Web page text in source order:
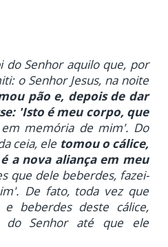
do Senhor aquilo que, por
o Senhor Jesus, na noite
pão e, depois de dar
'Isto é meu corpo, que
em memória de mim'. Do
ceia, ele tomou o cálice,
a nova aliança em meu
que dele beberdes, fazei-
De fato, toda vez que
beberdes deste cálice,
do Senhor até que ele